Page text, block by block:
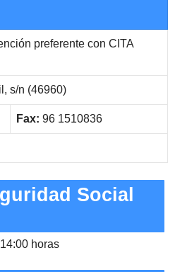
preferente con CITA
s/n (46960)
Fax: 96 1510836
Social
horas